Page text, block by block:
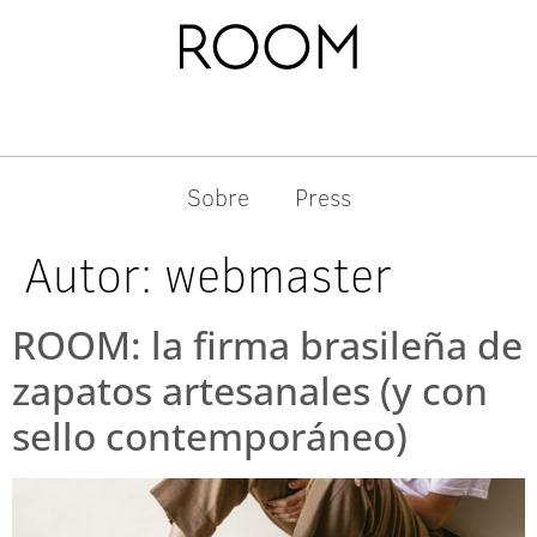
Sobre Press
Autor: webmaster
ROOM: la firma brasileña de
zapatos artesanales (y con
sello contemporáneo)